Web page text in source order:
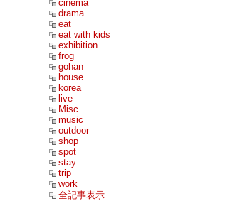
cinema
drama
eat
eat with kids
exhibition
frog
gohan
house
korea
live
Misc
music
outdoor
shop
spot
stay
trip
work
全記事表示